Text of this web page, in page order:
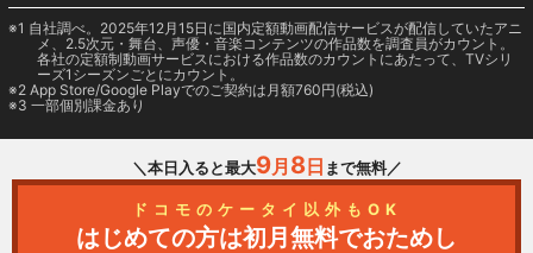
1 自社調べ。2025年12月15日に国内定額動画配信サービスが配信していたアニ
メ、2.5次元・舞台、声優・音楽コンテンツの作品数を調査員がカウント。
各社の定額制動画サービスにおける作品数のカウントにあたって、TVシリ
ーズ1シーズンごとにカウント。
2 App Store/Google Playでのご契約は月額760円(税込)
3 一部個別課金あり
＼本日入ると最大9月 8日 まで無料／
ドコモのケータイ以外もOK
はじめての方は初月無料でおためし